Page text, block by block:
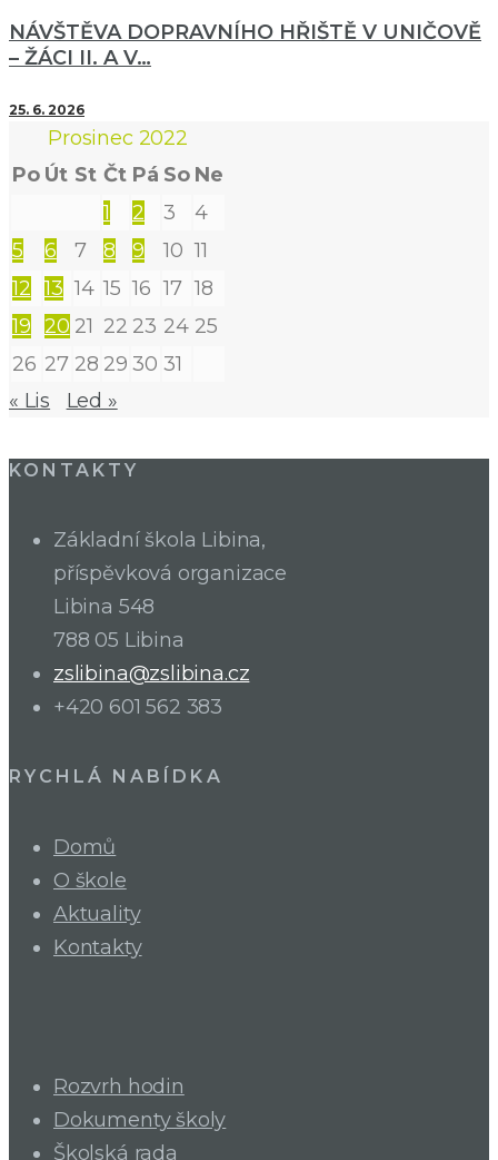
NÁVŠTĚVA DOPRAVNÍHO HŘIŠTĚ V UNIČOVĚ
– ŽÁCI II. A V…
25. 6. 2026
Prosinec 2022
Po Út St Čt Pá So Ne
1
2 3
4
5
6 7 8 9 10 11
12 13 14 15 16 17 18
19 20 21 22 23 24 25
26 27 28 29 30 31
« Lis
Led »
KONTAKTY
Základní škola Libina,
příspěvková organizace
Libina 548
788 05 Libina
zslibina@zslibina.cz
+420 601 562 383
RYCHLÁ NABÍDKA
Domů
O škole
Aktuality
Kontakty
Rozvrh hodin
Dokumenty školy
Školská rada